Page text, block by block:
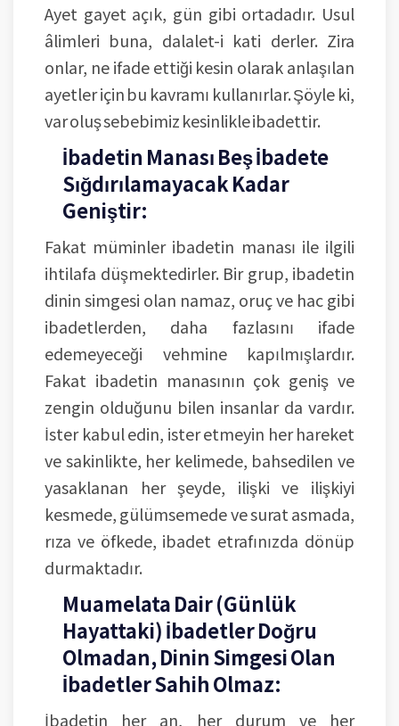
Ayet gayet açık, gün gibi ortadadır. Usul
âlimleri buna, dalalet-i kati derler. Zira
onlar, ne ifade ettiği kesin olarak anlaşılan
ayetler için bu kavramı kullanırlar. Şöyle ki,
var oluş sebebimiz kesinlikle ibadettir.
İbadetin Manası Beş İbadete
Sığdırılamayacak Kadar
Geniştir:
Fakat müminler ibadetin manası ile ilgili
ihtilafa düşmektedirler. Bir grup, ibadetin
dinin simgesi olan namaz, oruç ve hac gibi
ibadetlerden, daha fazlasını ifade
edemeyeceği vehmine kapılmışlardır.
Fakat ibadetin manasının çok geniş ve
zengin olduğunu bilen insanlar da vardır.
İster kabul edin, ister etmeyin her hareket
ve sakinlikte, her kelimede, bahsedilen ve
yasaklanan her şeyde, ilişki ve ilişkiyi
kesmede, gülümsemede ve surat asmada,
rıza ve öfkede, ibadet etrafınızda dönüp
durmaktadır.
Muamelata Dair (Günlük
Hayattaki) İbadetler Doğru
Olmadan, Dinin Simgesi Olan
İbadetler Sahih Olmaz:
İbadetin her an, her durum ve her